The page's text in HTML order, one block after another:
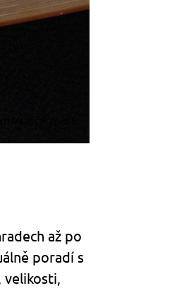
až po
poradí s
velikosti,